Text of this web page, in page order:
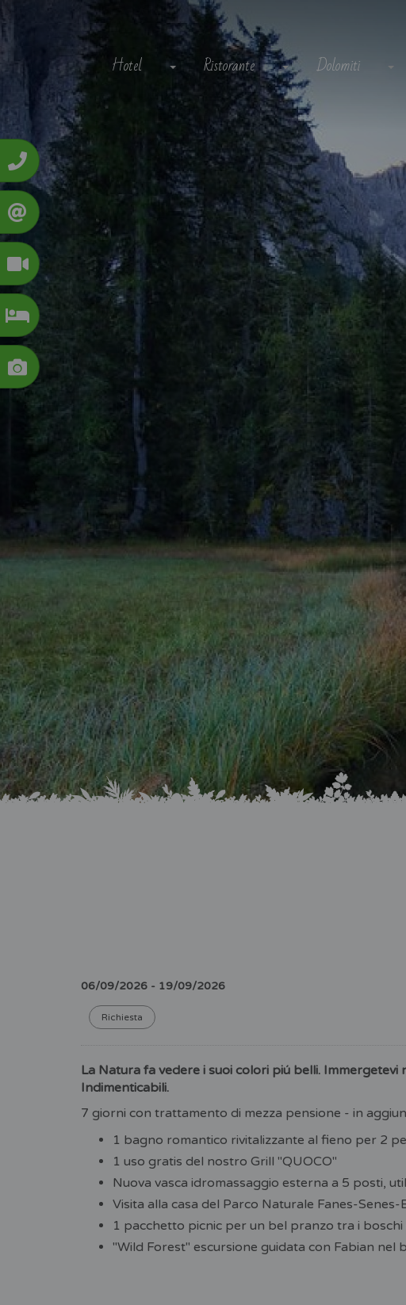
Hotel Ristorante Dolomiti
06/09/2026 - 19/09/2026
Richiesta
La Natura fa vedere i suoi colori piú belli.
Indimenticabili.
7 giorni con trattamento di mezza pensione - in
1 bagno romantico rivitalizzante al fieno per 2
1 uso gratis del nostro Grill "QUOCO"
Nuova vasca idromassaggio esterna a 5 posti,
Visita alla casa del Parco Naturale Fanes-Senes-
1 pacchetto picnic per un bel pranzo tra i
"Wild Forest" escursione guidata con Fabian nel